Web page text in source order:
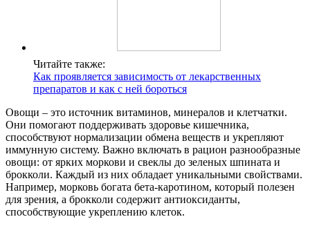
Читайте также:
Как проявляется зависимость от лекарственных
препаратов и как с ней бороться
Овощи – это источник витаминов, минералов и клетчатки.
Они помогают поддерживать здоровье кишечника,
способствуют нормализации обмена веществ и укрепляют
иммунную систему. Важно включать в рацион разнообразные
овощи: от ярких моркови и свеклы до зеленых шпината и
брокколи. Каждый из них обладает уникальными свойствами.
Например, морковь богата бета-каротином, который полезен
для зрения, а брокколи содержит антиоксиданты,
способствующие укреплению клеток.